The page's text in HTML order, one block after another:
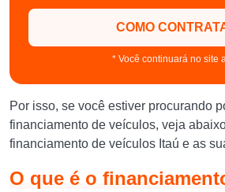
COMO
* Você continuará no site
Por isso, se você estiver procurando
financiamento de veículos, veja
financiamento de veículos Itaú e as
O que é o